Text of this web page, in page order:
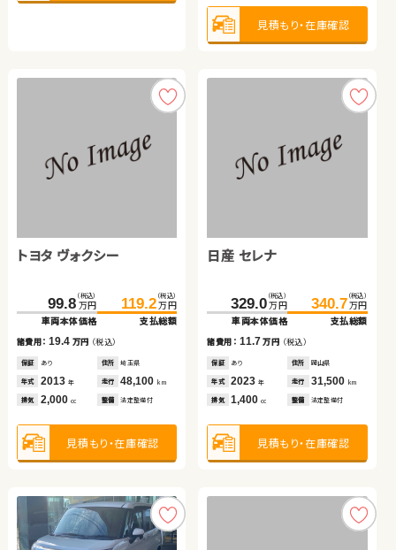
見積もり・在庫確認
トヨタ ヴォクシー
99.8 （税込）
万円
車両本体価格
119.2 （税込）
万円
支払総額
諸費用：19.4 万円 （税込）
保証 あり 住所 埼玉県
年式 2013 年 走行 48,100 km
排気 2,000 cc 整備 法定整備付
見積もり・在庫確認
日産 セレナ
329.0 （税込）
万円
車両本体価格
340.7 （税込）
万円
支払総額
諸費用： 11.7万円 （税込）
保証 あり 住所 岡山県
年式 2023年 走行 31,500 km
排気 1,400cc 整備 法定整備付
見積もり・在庫確認
スバル フォレスター
車両本体価格
支払総額
諸費用：17.1万円 （税込）
2012 年 67,600 km
2,000cc 法定整備付
見積もり・在庫確認
ホンダ フリード ハイブリ
車両本体価格
支払総額
諸費用： 13.4 万円
2017 年 36,400km
1,500cc 法定整備付
見積もり・在庫確認
見積もり・在庫確認
トヨタ アルファード
91.8 （税込）
万円
車両本体価格
105.5 （税込）
万円
支払総額
諸費用：13.7 万円 （税込）
保証 あり 住所 北海道
年式 2011 年 走行 87,500 km
排気 2,400 cc 整備 法定整備付
見積もり・在庫確認
スズキ スイフト
85.0 （税込）
万円
車両本体価格
96.2 （税込）
万円
支払総額
諸費用： 11.2万円 （税込）
保証 あり 住所 岡山県
年式 2017年 走行 70,600 km
排気 1,200cc 整備 法定整備付
見積もり・在庫確認